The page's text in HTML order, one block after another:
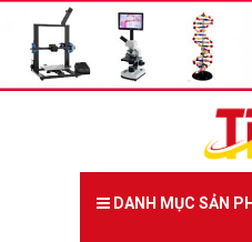
DANH MỤC SẢN